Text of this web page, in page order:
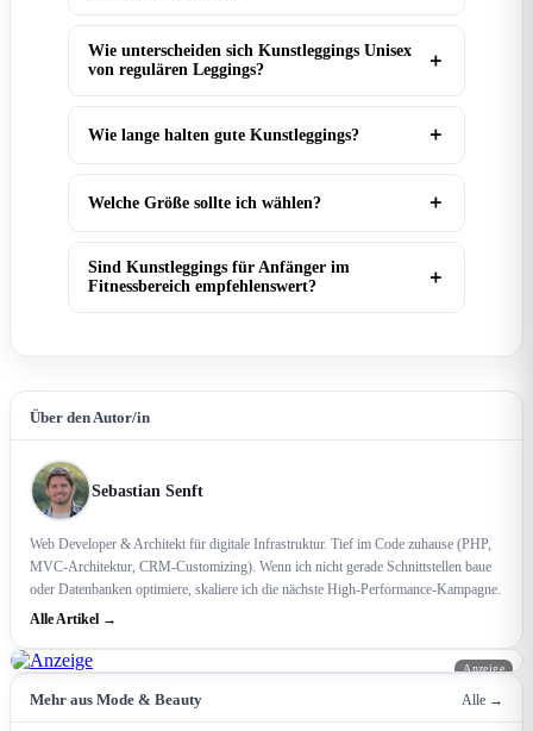
Wie unterscheiden sich Kunstleggings Unisex
von regulären Leggings?
Wie lange halten gute Kunstleggings?
Welche Größe sollte ich wählen?
Sind Kunstleggings für Anfänger im
Fitnessbereich empfehlenswert?
Über den Autor/in
Sebastian Senft
Web Developer & Architekt für digitale Infrastruktur. Tief im Code zuhause (PHP,
MVC-Architektur, CRM-Customizing). Wenn ich nicht gerade Schnittstellen baue
oder Datenbanken optimiere, skaliere ich die nächste High-Performance-Kampagne.
Alle Artikel →
Anzeige
Mehr aus Mode & Beauty Alle →